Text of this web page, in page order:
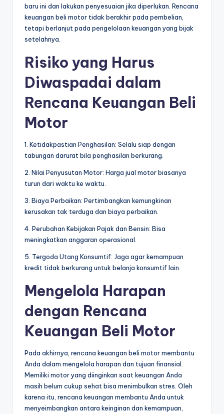
baru ini dan lakukan penyesuaian jika diperlukan. Rencana
keuangan beli motor tidak berakhir pada pembelian,
tetapi berlanjut pada pengelolaan keuangan yang bijak
setelahnya.
Risiko yang Harus
Diwaspadai dalam
Rencana Keuangan Beli
Motor
1. Ketidakpastian Penghasilan: Selalu siap dengan
tabungan darurat bila penghasilan berkurang.
2. Nilai Penyusutan Motor: Harga jual motor biasanya
turun dari waktu ke waktu.
3. Biaya Perbaikan: Pertimbangkan kemungkinan
kerusakan tak terduga dan biaya perbaikan.
4. Perubahan Kebijakan Pajak dan Bensin: Bisa
meningkatkan anggaran operasional.
5. Tergoda Utang Konsumtif: Jaga agar kemampuan
kredit tidak berkurang untuk belanja konsumtif lain.
Mengelola Harapan
dengan Rencana
Keuangan Beli Motor
Pada akhirnya, rencana keuangan beli motor membantu
Anda dalam mengelola harapan dan tujuan finansial.
Memiliki motor yang diinginkan saat keuangan Anda
masih belum cukup sehat bisa menimbulkan stres. Oleh
karena itu, rencana keuangan membantu Anda untuk
menyeimbangkan antara keinginan dan kemampuan,